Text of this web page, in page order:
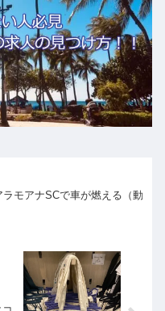
ラモアナSCで車が燃える（動